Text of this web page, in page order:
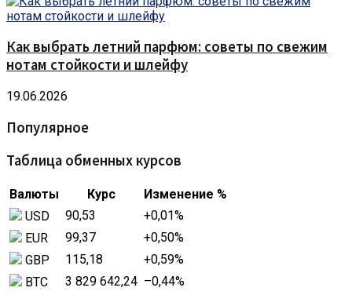
Как выбрать летний парфюм: советы по свежим
нотам стойкости и шлейфу
19.06.2026
Популярное
Таблица обменных курсов
Валюты Курс
Изменение %
USD
90,53 +0,01%
EUR
99,37 +0,50%
GBP
115,18 +0,59%
BTC
3 829 642,24 –0,44%